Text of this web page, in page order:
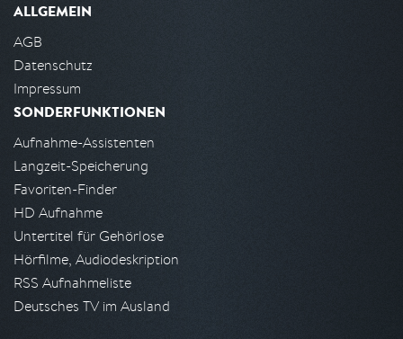
ALLGEMEIN
AGB
Datenschutz
Impressum
SONDERFUNKTIONEN
Aufnahme-Assistenten
Langzeit-Speicherung
Favoriten-Finder
HD Aufnahme
Untertitel für Gehörlose
Hörfilme, Audiodeskription
RSS Aufnahmeliste
Deutsches TV im Ausland